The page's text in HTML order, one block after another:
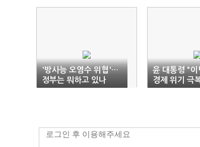
'방사능 오염수 위협'…
정부는 뭐하고 있나
윤 대통령 "이
경제 위기 극
기 되길"